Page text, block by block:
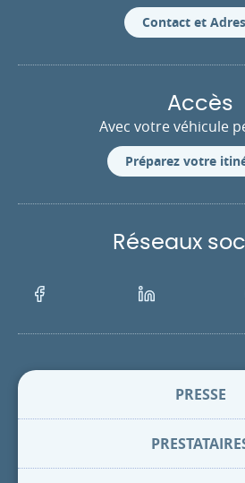
Contact et
Accès
Avec votre véhicule
Préparez votre
Réseaux
Facebook LinkedIn
PRESSE